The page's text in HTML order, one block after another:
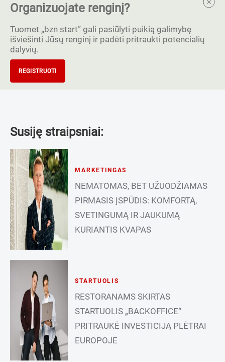
Organizuojate renginį?
Tuomet „bzn start” gali pasiūlyti puikią galimybę
išviešinti Jūsų renginį ir padėti pritraukti potencialių
dalyvių.
REGISTRUOTI
Susiję straipsniai:
MARKETINGAS
NEMATOMAS, BET UŽUODŽIAMAS
PIRMASIS ĮSPŪDIS: KOMFORTĄ,
SVETINGUMĄ IR JAUKUMĄ
KURIANTIS KVAPAS
STARTUOLIS
RESTORANAMS SKIRTAS
STARTUOLIS „BACKOFFICE“
PRITRAUKĖ INVESTICIJĄ PLĖTRAI
EUROPOJE